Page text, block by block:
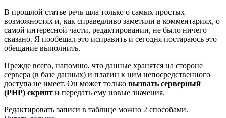
В прошлой статье речь шла только о самых простых
возможностях и, как справедливо заметили в комментариях, о
самой интересной части, редактировании, не было ничего
сказано. Я пообещал это исправить и сегодня постараюсь это
обещание выполнить.
Прежде всего, напомню, что данные хранятся на стороне
сервера (в базе данных) и плагин к ним непосредственного
доступа не имеет. Он может только вызвать серверный
(PHP) скрипт и передать ему новые значения.
Редактировать записи в таблице можно 2 способами.